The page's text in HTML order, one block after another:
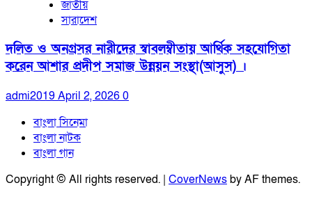
জাতীয়
সারাদেশ
দলিত ও অনগ্রসর নারীদের স্বাবলম্বীতায় আর্থিক সহযোগিতা
করেন আশার প্রদীপ সমাজ উন্নয়ন সংস্থা(আসুস) ।
admi2019April 2, 20260
বাংলা সিনেমা
বাংলা নাটক
বাংলা গান
Copyright © All rights reserved. | CoverNewsby AF themes.